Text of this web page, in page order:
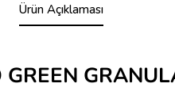
Ürün Açıklaması
GREEN